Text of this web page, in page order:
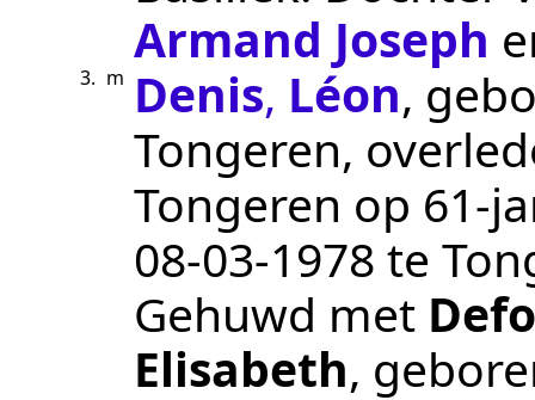
Armand Joseph
3. m Denis, Léon,
Tongeren,
Tongeren op 61-
08‑03‑1978 te
Gehuwd met
Elisabeth,